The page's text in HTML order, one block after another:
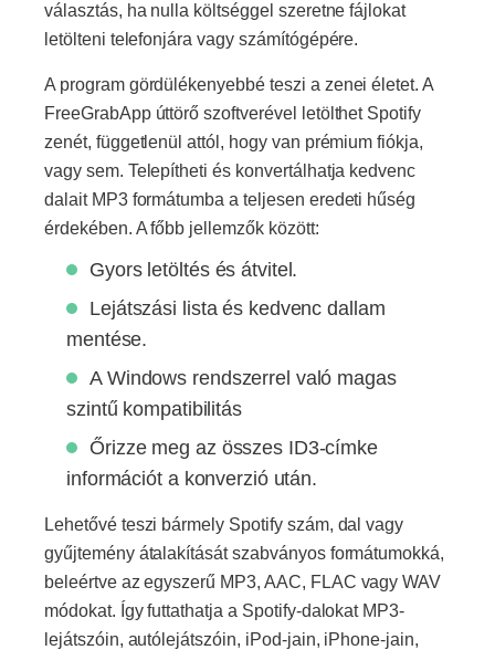
választás, ha nulla költséggel szeretne fájlokat
letölteni telefonjára vagy számítógépére.
A program gördülékenyebbé teszi a zenei életet. A
FreeGrabApp úttörő szoftverével letölthet Spotify
zenét, függetlenül attól, hogy van prémium fiókja,
vagy sem. Telepítheti és konvertálhatja kedvenc
dalait MP3 formátumba a teljesen eredeti hűség
érdekében. A főbb jellemzők között:
Gyors letöltés és átvitel.
Lejátszási lista és kedvenc dallam
mentése.
A Windows rendszerrel való magas
szintű kompatibilitás
Őrizze meg az összes ID3-címke
információt a konverzió után.
Lehetővé teszi bármely Spotify szám, dal vagy
gyűjtemény átalakítását szabványos formátumokká,
beleértve az egyszerű MP3, AAC, FLAC vagy WAV
módokat. Így futtathatja a Spotify-dalokat MP3-
lejátszóin, autólejátszóin, iPod-jain, iPhone-jain,